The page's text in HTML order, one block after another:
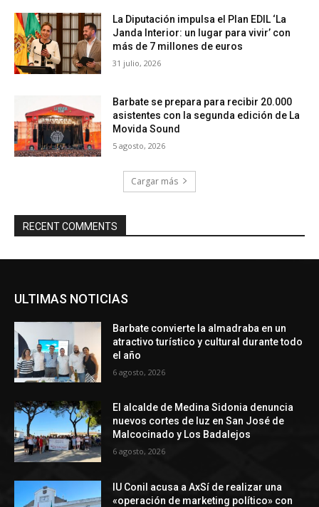
La Diputación impulsa el Plan EDIL ‘La
Janda Interior: un lugar para vivir’ con
más de 7 millones de euros
31 julio, 2026
Barbate se prepara para recibir 20.000
asistentes con la segunda edición de La
Movida Sound
5 agosto, 2026
Cargar más
RECENT COMMENTS
ULTIMAS NOTICIAS
Barbate convierte la almadraba en un
atractivo turístico y cultural durante todo
el año
6 agosto, 2026
El alcalde de Medina Sidonia denuncia
nuevos cortes de luz en San José de
Malcocinado y Los Badalejos
6 agosto, 2026
IU Conil acusa a AxSí de realizar una
«operación de marketing político» con